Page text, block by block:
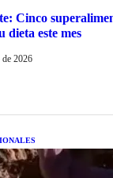
Cinco
dieta este mes
2026
mujer asegura
cuerpo a